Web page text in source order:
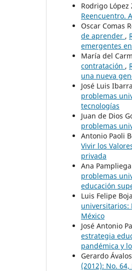
Rodrigo López
Reencuentro.
Oscar Comas
de aprender ,
emergentes
María del
contratación ,
una nueva
José Luis
problemas
tecnologías
Juan de Dios
problemas
Antonio Paoli
Vivir los
privada
Ana
problemas
educación
Luis Felipe
universitarios:
México
José Antonio
estrategia
pandémica y
Gerardo
(2012): No.